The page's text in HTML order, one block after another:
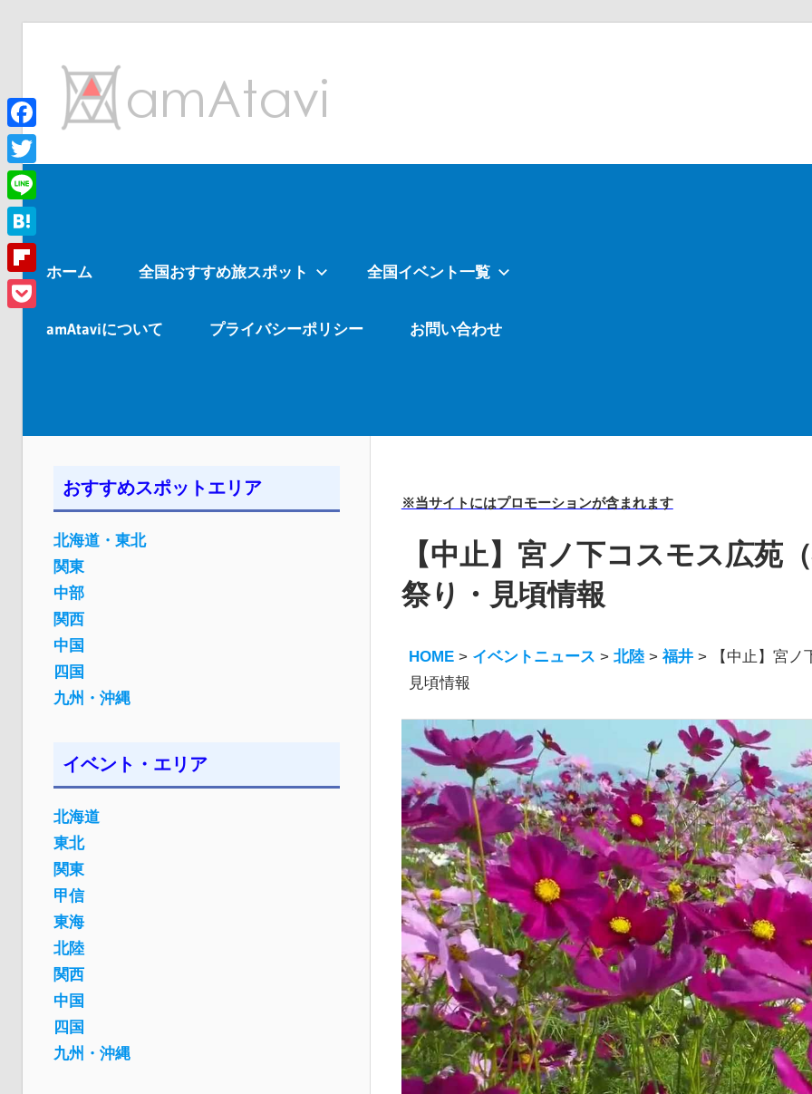
ン
ツ
へ
ス
キ
ッ
プ
を
旅
出
ホーム 全国おすすめ旅スポット 全国イベント一覧
amAtaviについて プライバシーポリシー お問い合わせ
※当サイトにはプロモーションが含まれます
【中止】宮ノ下コスモス広苑
祭り・見頃情報
HOME > イベントニュース >北陸 >福井 >
【中止】宮
見頃情報
おすすめスポットエリア
北海道・東北
関東
中部
関西
中国
四国
九州・沖縄
イベント・エリア
北海道
東北
関東
甲信
東海
北陸
関西
中国
四国
九州・沖縄
Facebook
Twitter
Line
Hatena
Flipboard
Pocket